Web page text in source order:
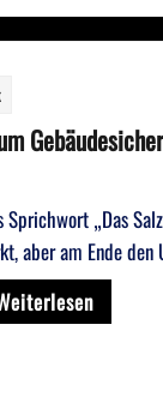
Sprichwort „Das
aber am Ende den